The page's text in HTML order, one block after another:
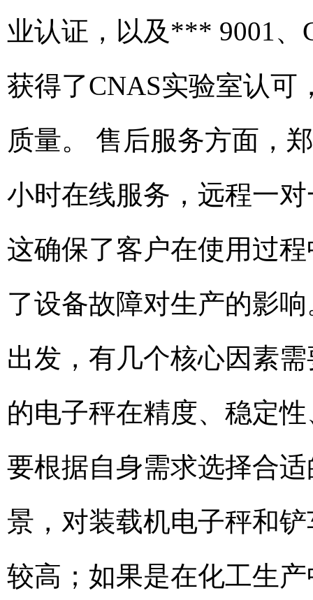
业认证，以及*** 9001、
获得了CNAS实验室认可
质量。 售后服务方面，
小时在线服务，远程一
这确保了客户在使用过
了设备故障对生产的影
出发，有几个核心因素
的电子秤在精度、稳定
要根据自身需求选择合
景，对装载机电子秤和
较高；如果是在化工生